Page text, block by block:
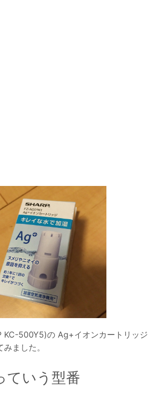
KC-500Y5)の Ag+イオンカートリッジ
ました。
ていう型番